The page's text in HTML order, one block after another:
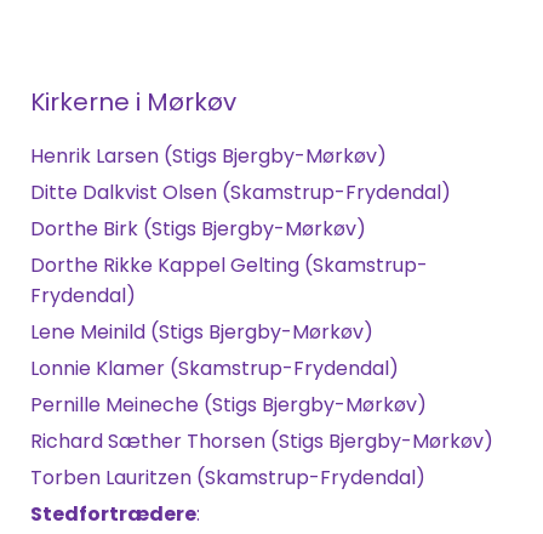
Kirkerne i Mørkøv
Henrik Larsen (Stigs Bjergby-Mørkøv)
Ditte Dalkvist Olsen (Skamstrup-Frydendal)
Dorthe Birk (Stigs Bjergby-Mørkøv)
Dorthe Rikke Kappel Gelting (Skamstrup-
Frydendal)
Lene Meinild (Stigs Bjergby-Mørkøv)
Lonnie Klamer (Skamstrup-Frydendal)
Pernille Meineche (Stigs Bjergby-Mørkøv)
Richard Sæther Thorsen (Stigs Bjergby-Mørkøv)
Torben Lauritzen (Skamstrup-Frydendal)
Stedfortrædere: